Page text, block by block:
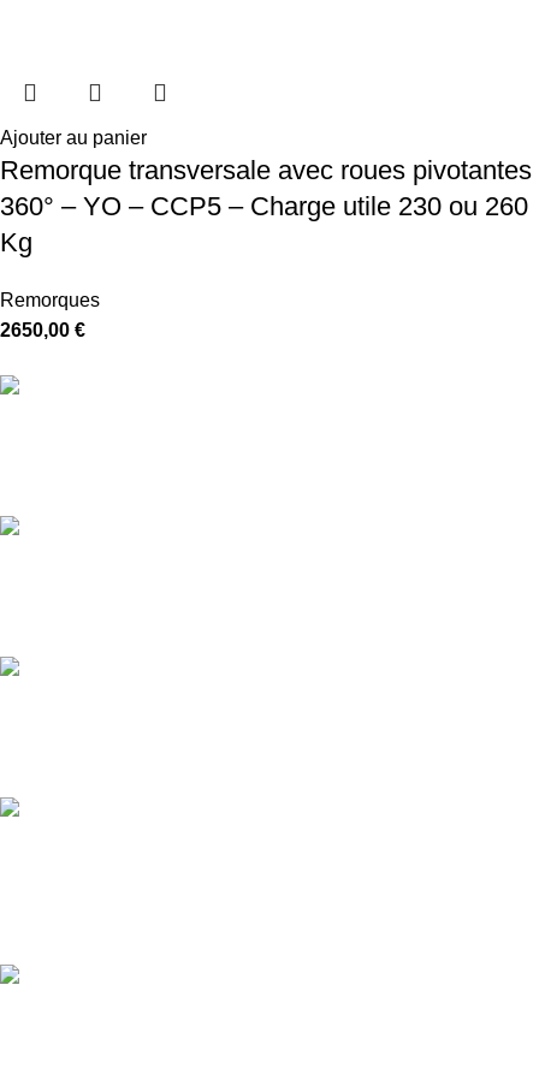
Ajouter au panier
Remorque transversale avec roues pivotantes
360° – YO – CCP5 – Charge utile 230 ou 260
Kg
Remorques
2650,00 €